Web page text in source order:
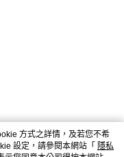
方式之詳情，及若您不希
設定，請參閱本網站「 隱私